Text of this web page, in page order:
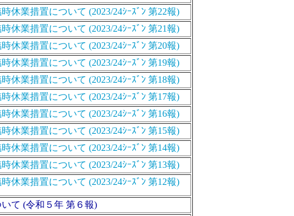
休業措置について (2023/24ｼｰｽﾞﾝ 第22報)
休業措置について (2023/24ｼｰｽﾞﾝ 第21報)
休業措置について (2023/24ｼｰｽﾞﾝ 第20報)
休業措置について (2023/24ｼｰｽﾞﾝ 第19報)
休業措置について (2023/24ｼｰｽﾞﾝ 第18報)
休業措置について (2023/24ｼｰｽﾞﾝ 第17報)
休業措置について (2023/24ｼｰｽﾞﾝ 第16報)
休業措置について (2023/24ｼｰｽﾞﾝ 第15報)
休業措置について (2023/24ｼｰｽﾞﾝ 第14報)
休業措置について (2023/24ｼｰｽﾞﾝ 第13報)
休業措置について (2023/24ｼｰｽﾞﾝ 第12報)
て (令和５年 第６報)